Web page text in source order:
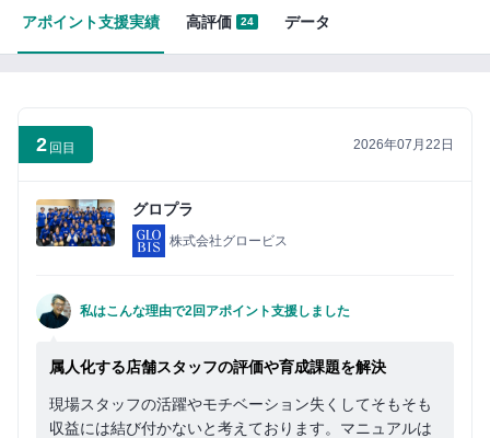
アポイント支援実績 高評価 24 データ
2 回目 2026年07月22日
グロプラ
株式会社グロービス
私はこんな理由で2回アポイント支援しました
属人化する店舗スタッフの評価や育成課題を解決
現場スタッフの活躍やモチベーション失くしてそもそも
収益には結び付かないと考えております。マニュアルは
と
で
る
よ
な
ま
す